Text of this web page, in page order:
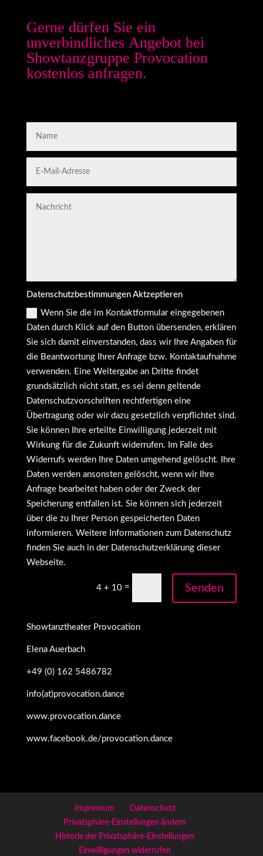
Gerne dürfen Sie ein
unverbindliches Angebot bei
Showtanzgruppe Provocation
kostenlos anfragen.
Datenschutzbestimmungen Aktzeptieren
Wenn Sie die im Kontaktformular eingegebenen
Daten durch Klick auf den Button übersenden, erklären
Sie sich damit einverstanden, dass wir Ihre Angaben für
die Beantwortung Ihrer Anfrage bzw. Kontaktaufnahme
verwenden. Eine Weitergabe an Dritte findet
grundsätzlich nicht statt, es sei denn geltende
Datenschutzvorschriften rechtfertigen eine
Übertragung oder wir dazu gesetzlich verpflichtet sind.
Sie können Ihre erteilte Einwilligung jederzeit mit
Wirkung für die Zukunft widerrufen. Im Falle des
Widerrufs werden Ihre Daten umgehend gelöscht. Ihre
Daten werden ansonsten gelöscht, wenn wir Ihre
Anfrage bearbeitet haben oder der Zweck der
Speicherung entfallen ist. Sie können sich jederzeit
über die zu Ihrer Person gespeicherten Daten
informieren. Weitere Informationen zum Datenschutz
finden Sie auch in der Datenschutzerklärung dieser
Webseite.
4 + 10 = Senden
Showtanztheater Provocation
Elena Auerbach
+49 (0) 162 5486782
info(at)provocation.dance
www.provocation.dance
www.facebook.de/provocation.dance
Impressum
Datenschutz
Privatsphäre-Einstellungen ändern
Historie der Privatsphäre-Einstellungen
Einwilligungen widerrufen